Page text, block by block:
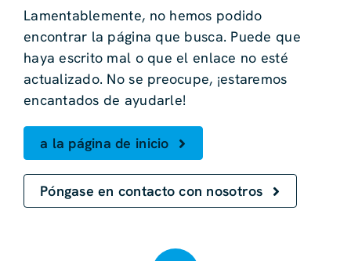
Lamentablemente, no hemos podido
encontrar la página que busca. Puede que
haya escrito mal o que el enlace no esté
actualizado. No se preocupe, ¡estaremos
encantados de ayudarle!
a la página de inicio
Póngase en contacto con nosotros